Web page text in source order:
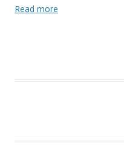
4
Read more